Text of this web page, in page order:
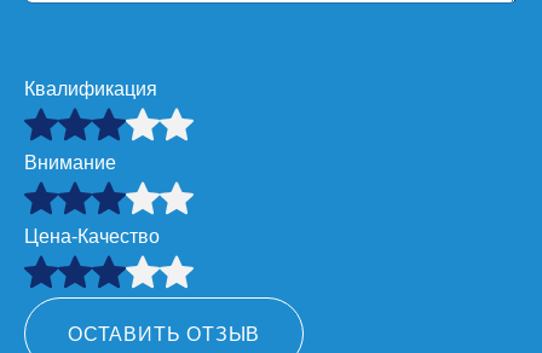
Квалификация
Внимание
Цена-Качество
ОСТАВИТЬ ОТЗЫВ